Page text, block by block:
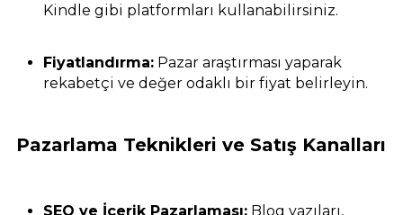
Kindle gibi platformları kullanabilirsiniz.
Fiyatlandırma: Pazar araştırması yaparak
rekabetçi ve değer odaklı bir fiyat belirleyin.
Pazarlama Teknikleri ve Satış Kanalları
SEO ve İçerik Pazarlaması: Blog yazıları,